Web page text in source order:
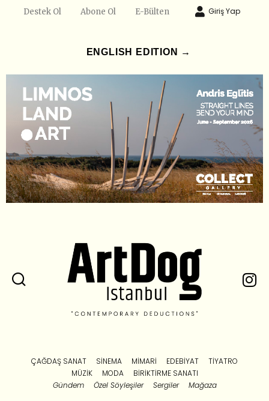
Destek Ol Abone Ol E-Bülten Giriş Yap
ENGLISH EDITION →
ÇAĞDAŞ SANAT SINEMA MIMARI EDEBIYAT
TIYATRO
MÜZIK
MODA
BIRIKTIRME SANATI
Gündem
Özel Söyleşiler Sergiler Mağaza